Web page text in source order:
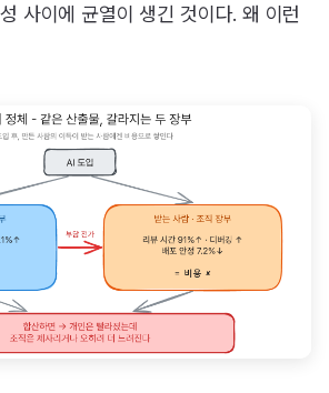
사이에 균열이 생긴 것이다. 왜 이런